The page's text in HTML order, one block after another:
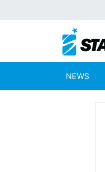
NEWS